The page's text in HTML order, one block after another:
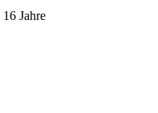
Jahre